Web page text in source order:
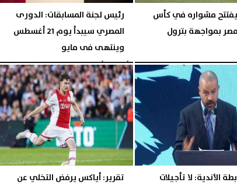
يفتتح مشواره في كأس
بمواجهة بترول
05:30 مـ
رئيس لجنة المسابقات: الدورى
المصري سيبدأ يوم 21 أغسطس
وينتهى فى مايو
الأربعاء، 5 أغسطس 2026 05:29 مـ
الأندية: لا تأجيلات
تقرير: أياكس يرفض التخلي عن